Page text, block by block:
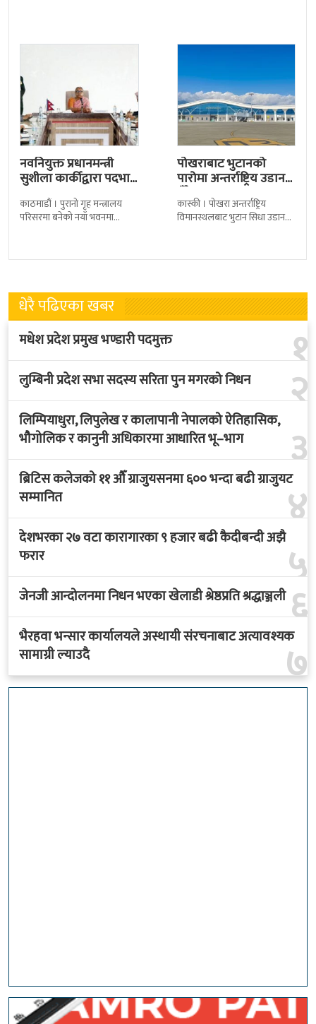
नवनियुक्त प्रधानमन्त्री
सुशीला कार्कीद्वारा पदभार
काठमाडौं । पुरानो गृह मन्त्रालय
परिसरमा बनेको नयाँ भवनमा
नवनियुक्त
पोखराबाट भुटानको
पारोमा अन्तर्राष्ट्रिय उडान
हुँदै
कास्की । पोखरा अन्तर्राष्ट्रिय
विमानस्थलबाट भुटान सिधा उडान
लागेको हो
धेरै पढिएका खबर
१
मधेश प्रदेश प्रमुख भण्डारी पदमुक्त
२
लुम्बिनी प्रदेश सभा सदस्य सरिता पुन मगरको निधन
३
लिम्पियाधुरा, लिपुलेख र कालापानी नेपालको ऐतिहासिक,
भौगोलिक र कानुनी अधिकारमा आधारित भू–भाग
४
ब्रिटिस कलेजको ११ औँ ग्राजुयसनमा ६०० भन्दा बढी ग्राजुयट
सम्मानित
५
देशभरका २७ वटा कारागारका ९ हजार बढी कैदीबन्दी अझै
फरार
६
जेनजी आन्दोलनमा निधन भएका खेलाडी श्रेष्ठप्रति श्रद्धाञ्जली
७
भैरहवा भन्सार कार्यालयले अस्थायी संरचनाबाट अत्यावश्यक
सामाग्री ल्याउदै